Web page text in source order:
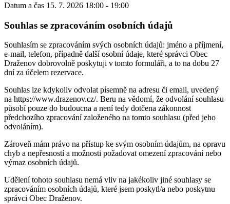
Datum a čas 15. 7. 2026 18:00 - 19:00
Souhlas se zpracováním osobních údajů
Souhlasím se zpracováním svých osobních údajů: jméno a příjmení,
e-mail, telefon, případně další osobní údaje, které správci Obec
Draženov dobrovolně poskytuji v tomto formuláři, a to na dobu 27
dní za účelem rezervace.
Souhlas lze kdykoliv odvolat písemně na adresu či email, uvedený
na https://www.drazenov.cz/. Beru na vědomí, že odvolání souhlasu
působí pouze do budoucna a není tedy dotčena zákonnost
předchozího zpracování založeného na tomto souhlasu (před jeho
odvoláním).
Zároveň mám právo na přístup ke svým osobním údajům, na opravu
chyb a nepřesností a možnosti požadovat omezení zpracování nebo
výmaz osobních údajů.
Udělení tohoto souhlasu nemá vliv na jakékoliv jiné souhlasy se
zpracováním osobních údajů, které jsem poskytl/a nebo poskytnu
správci Obec Draženov.